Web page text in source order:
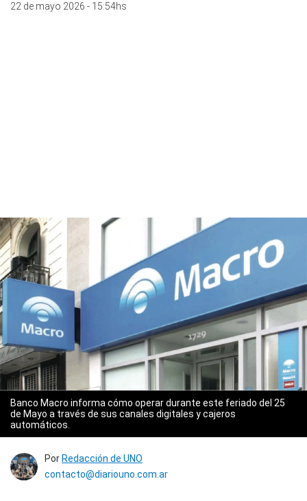
22 de mayo 2026 - 15:54hs
Banco Macro informa cómo operar durante este feriado del 25
de Mayo a través de sus canales digitales y cajeros
automáticos.
Por Redacción de UNO
contacto@diariouno.com.ar